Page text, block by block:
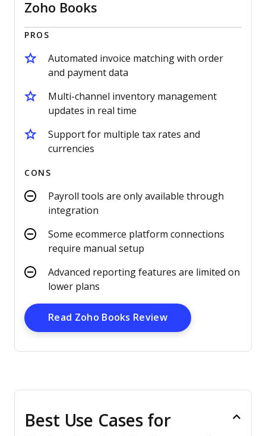
Zoho Books
PROS
Automated invoice matching with order
and payment data
Multi-channel inventory management
updates in real time
Support for multiple tax rates and
currencies
CONS
Payroll tools are only available through
integration
Some ecommerce platform connections
require manual setup
Advanced reporting features are limited on
lower plans
Read Zoho Books ReviewOpens New Window
Best Use Cases for